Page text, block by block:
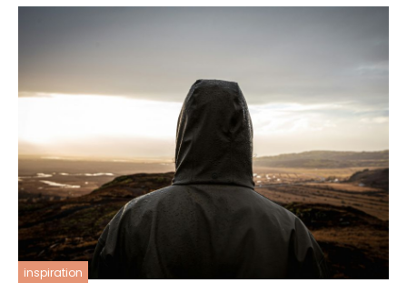
inspiration